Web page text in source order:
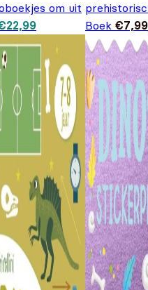
om uit
prijs was:
22,99Huidige prijs is:
Boek €7,99